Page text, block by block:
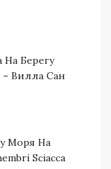
Берегу
Вилла Сан
Моря На
Sciacca